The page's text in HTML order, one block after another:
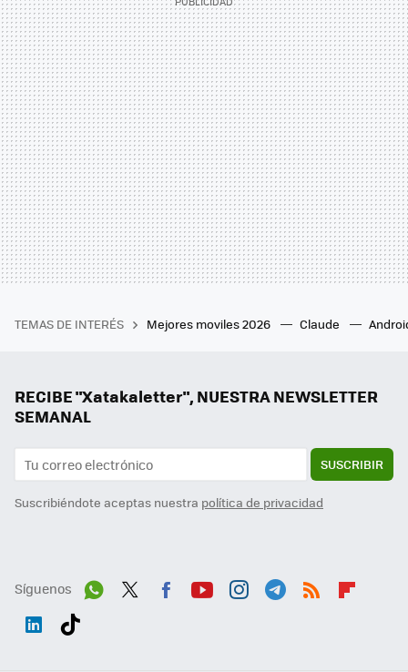
TEMAS DE INTERÉS Mejores moviles 2026 Claude
RECIBE "Xatakaletter", NUESTRA NEWSLETTER
SEMANAL
SUSCRIBIR
Suscribiéndote aceptas nuestra política de privacidad
Síguenos